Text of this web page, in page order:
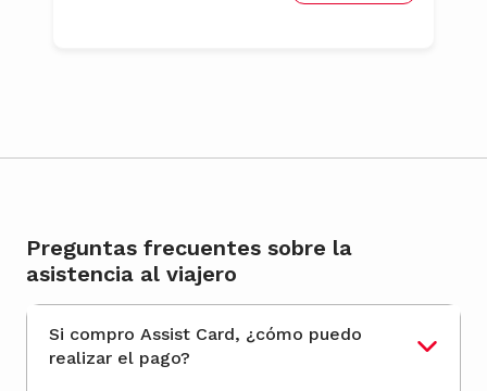
Preguntas frecuentes sobre la
asistencia al viajero
Si compro Assist Card, ¿cómo puedo
realizar el pago?